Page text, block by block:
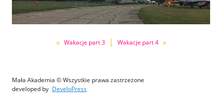
« Wakacje part 3 | Wakacje part 4 »
Mała Akademia © Wszystkie prawa zastrzeżone
developed by DeveloPress